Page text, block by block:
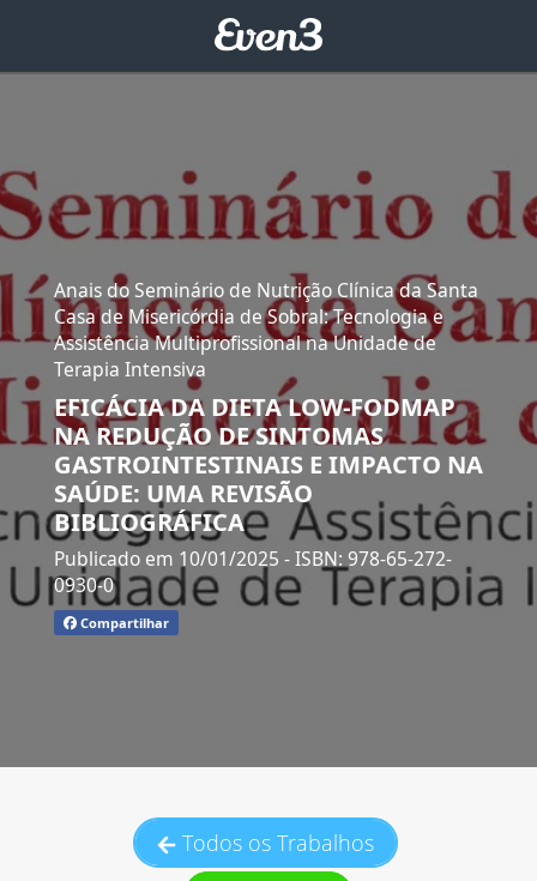
Anais do Seminário de Nutrição Clínica da Santa
Casa de Misericórdia de Sobral: Tecnologia e
Assistência Multiprofissional na Unidade de
Terapia Intensiva
EFICÁCIA DA DIETA LOW-FODMAP
NA REDUÇÃO DE SINTOMAS
GASTROINTESTINAIS E IMPACTO NA
SAÚDE: UMA REVISÃO
BIBLIOGRÁFICA
Publicado em 10/01/2025 - ISBN: 978-65-272-
0930-0
Compartilhar
Todos os Trabalhos